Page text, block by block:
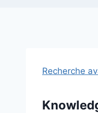
Recherche